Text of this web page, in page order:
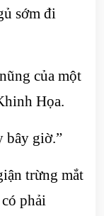
sớm đi
của một
Họa.
bây giờ.”
trừng mắt
phải